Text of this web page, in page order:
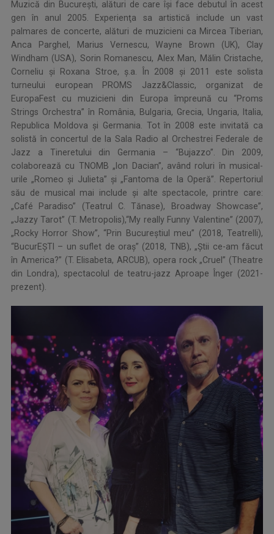
Muzică din Bucureşti, alături de care îşi face debutul în acest
gen în anul 2005. Experienţa sa artistică include un vast
palmares de concerte, alături de muzicieni ca Mircea Tiberian,
Anca Parghel, Marius Vernescu, Wayne Brown (UK), Clay
Windham (USA), Sorin Romanescu, Alex Man, Mălin Cristache,
Corneliu şi Roxana Stroe, ș.a. În 2008 și 2011 este solista
turneului european PROMS Jazz&Classic, organizat de
EuropaFest cu muzicieni din Europa împreună cu “Proms
Strings Orchestra” în România, Bulgaria, Grecia, Ungaria, Italia,
Republica Moldova şi Germania. Tot în 2008 este invitată ca
solistă în concertul de la Sala Radio al Orchestrei Federale de
Jazz a Tineretului din Germania – “Bujazzo”. Din 2009,
colaborează cu TNOMB „Ion Dacian”, având roluri în musical-
urile „Romeo și Julieta” și „Fantoma de la Operă”. Repertoriul
său de musical mai include şi alte spectacole, printre care:
„Café Paradiso” (Teatrul C. Tănase), Broadway Showcase”,
„Jazzy Tarot” (T. Metropolis),“My really Funny Valentine” (2007),
„Rocky Horror Show”, “Prin Bucureştiul meu” (2018, Teatrelli),
“BucurEŞTI – un suflet de oraș” (2018, TNB), „Ştii ce-am făcut
în America?” (T. Elisabeta, ARCUB), opera rock „Cruel” (Theatre
din Londra), spectacolul de teatru-jazz Aproape Înger (2021-
prezent).